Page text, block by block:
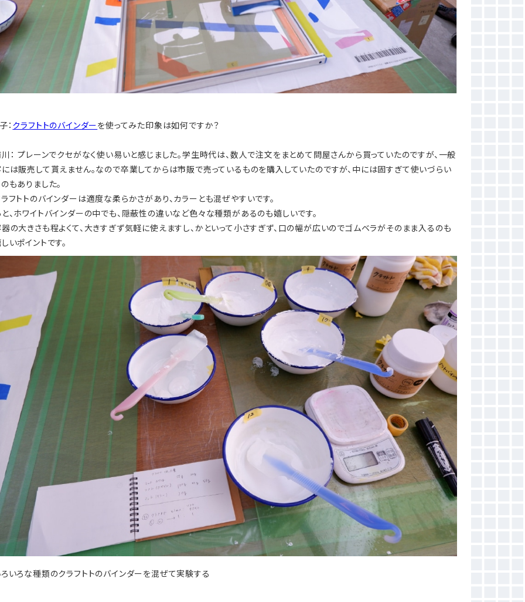
： クラフトトのバインダーを使ってみた印象は如何ですか？
： プレーンでクセがなく使い易いと感じました。学生時代は、数人で注文をまとめて問屋さんから買っていたのですが、一般
は販売して貰えません。なので卒業してからは市販で売っているものを購入していたのですが、中には固すぎて使いづらい
もありました。
フトトのバインダーは適度な柔らかさがあり、カラーとも混ぜやすいです。
、ホワイトバインダーの中でも、隠蔽性の違いなど色々な種類があるのも嬉しいです。
の大きさも程よくて、大きすぎず気軽に使えますし、かといって小さすぎず、口の幅が広いのでゴムベラがそのまま入るのも
いポイントです。
いろな種類のクラフトトのバインダーを混ぜて実験する